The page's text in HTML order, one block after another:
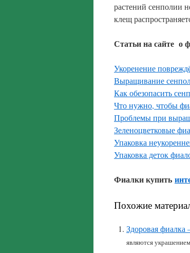
растений сенполии
клещ
Статьи на сайте о
Укоренение
Выращивание
Как обезопасить
Что нужно, чтобы
Проблемы при
Зеленоцветковые
Упаковка
Упаковка деток
Фиалки купить
Похожие
Здоровая
являются